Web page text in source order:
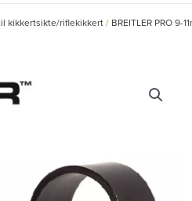
kikkertsikte/riflekikkert / BREITLER PRO 9-